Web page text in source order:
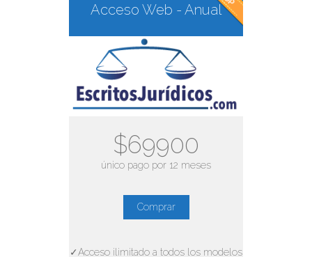
Acceso Web - Anual
$69900
único pago por 12 meses
Comprar
✓Acceso ilimitado a todos los modelos